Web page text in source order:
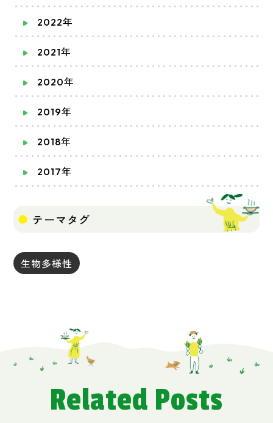
2022年
2021年
2020年
2019年
2018年
2017年
テーマタグ
生物多様性
Related Posts